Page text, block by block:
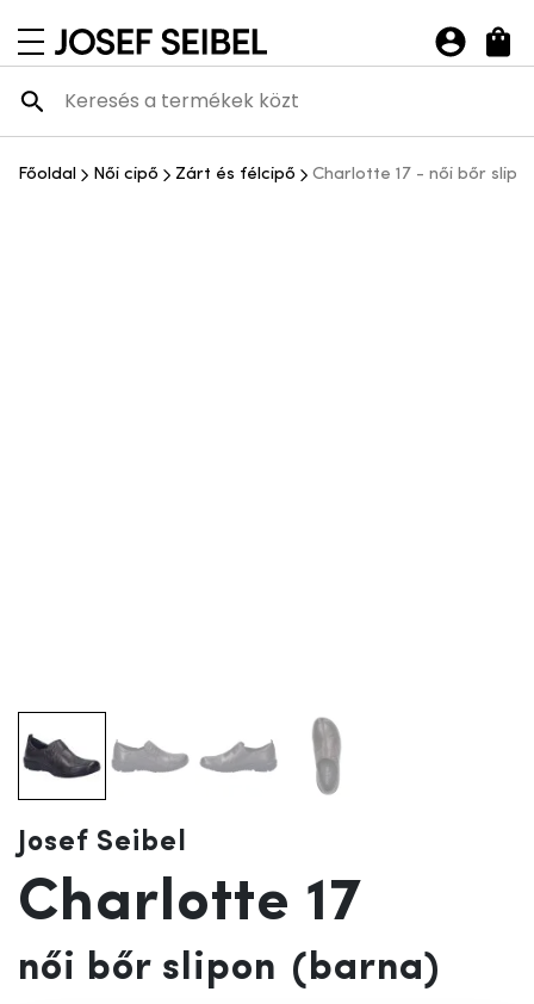
navigációs menü megnyitása
Josef Seibel Webshop
Főoldal Női cipő Zárt és félcipő Charlotte 17 - női bőr
Josef Seibel
Charlotte 17
női bőr slipon (barna)